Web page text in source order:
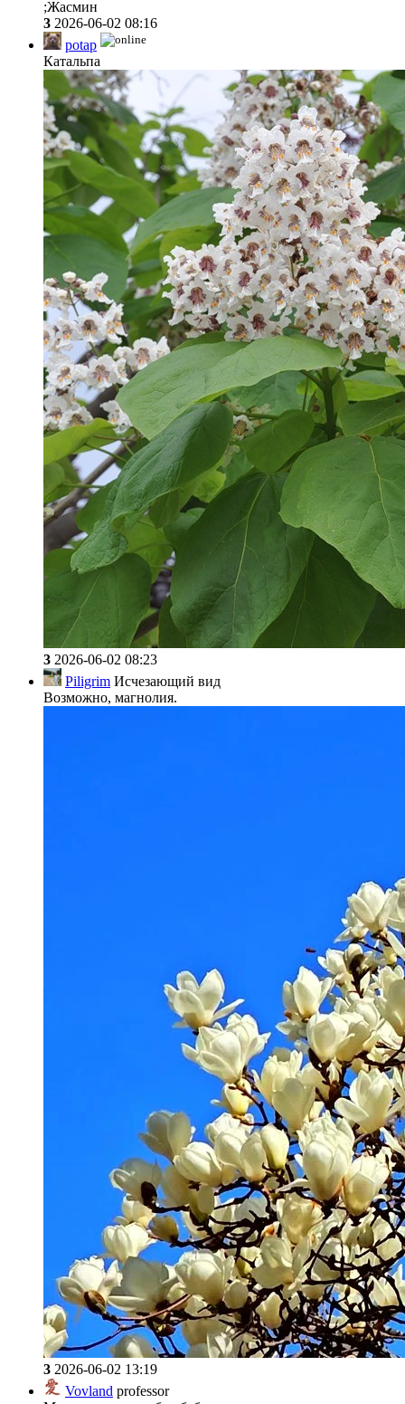
;Жасмин
3 2026-06-02 08:16
potap
Катальпа
3 2026-06-02 08:23
Piligrim Исчезающий вид
Возможно, магнолия.
3 2026-06-02 13:19
Vovland professor